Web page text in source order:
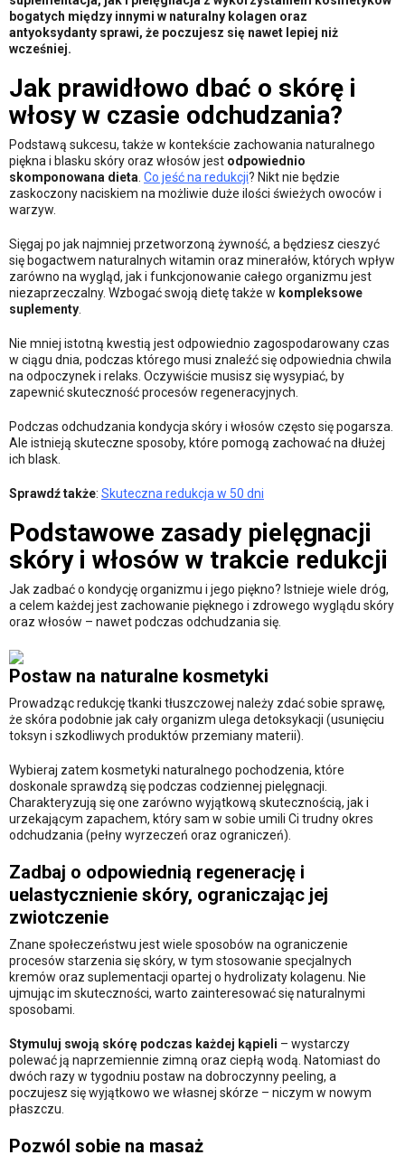
bogatych między innymi w naturalny kolagen oraz
antyoksydanty sprawi, że poczujesz się nawet lepiej niż
wcześniej.
Jak prawidłowo dbać o skórę i
włosy w czasie odchudzania?
Podstawą sukcesu, także w kontekście zachowania naturalnego
piękna i blasku skóry oraz włosów jest odpowiednio
skomponowana dieta Co jeść na redukcji? Nikt nie będzie
zaskoczony naciskiem na możliwie duże ilości świeżych owoców i
warzyw.
Sięgaj po jak najmniej przetworzoną żywność, a będziesz cieszyć
się bogactwem naturalnych witamin oraz minerałów, których wpływ
zarówno na wygląd, jak i funkcjonowanie całego organizmu jest
niezaprzeczalny. Wzbogać swoją dietę także w kompleksowe
suplementy
Nie mniej istotną kwestią jest odpowiednio zagospodarowany czas
w ciągu dnia, podczas którego musi znaleźć się odpowiednia chwila
na odpoczynek i relaks. Oczywiście musisz się wysypiać, by
zapewnić skuteczność procesów regeneracyjnych.
Podczas odchudzania kondycja skóry i włosów często się pogarsza.
Ale istnieją skuteczne sposoby, które pomogą zachować na dłużej
ich blask.
Sprawdź także: Skuteczna redukcja w 50 dni
Podstawowe zasady pielęgnacji
skóry i włosów w trakcie redukcji
Jak zadbać o kondycję organizmu i jego piękno? Istnieje wiele dróg,
a celem każdej jest zachowanie pięknego i zdrowego wyglądu skóry
oraz włosów – nawet podczas odchudzania się.
Postaw na naturalne kosmetyki
Prowadząc redukcję tkanki tłuszczowej należy zdać sobie sprawę,
że skóra podobnie jak cały organizm ulega detoksykacji (usunięciu
toksyn i szkodliwych produktów przemiany materii).
Wybieraj zatem kosmetyki naturalnego pochodzenia, które
doskonale sprawdzą się podczas codziennej pielęgnacji.
Charakteryzują się one zarówno wyjątkową skutecznością, jak i
urzekającym zapachem, który sam w sobie umili Ci trudny okres
odchudzania (pełny wyrzeczeń oraz ograniczeń).
Zadbaj o odpowiednią regenerację i
uelastycznienie skóry, ograniczając jej
zwiotczenie
Znane społeczeństwu jest wiele sposobów na ograniczenie
procesów starzenia się skóry, w tym stosowanie specjalnych
kremów oraz suplementacji opartej o hydrolizaty kolagenu. Nie
ujmując im skuteczności, warto zainteresować się naturalnymi
sposobami.
Stymuluj swoją skórę podczas każdej kąpieli – wystarczy
polewać ją naprzemiennie zimną oraz ciepłą wodą. Natomiast do
dwóch razy w tygodniu postaw na dobroczynny peeling, a
poczujesz się wyjątkowo we własnej skórze – niczym w nowym
płaszczu.
Pozwól sobie na masaż